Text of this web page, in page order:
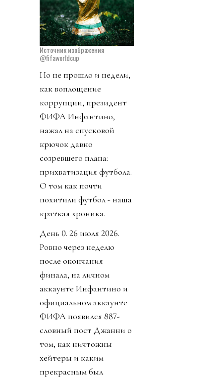
Источник изображения
@fifaworldcup
Но не прошло и недели,
как воплощение
коррупции, президент
ФИФА Инфантино,
нажал на спусковой
крючок давно
созревшего плана:
прихватизация футбола.
О том как почти
похитили футбол - наша
краткая хроника.
День 0. 26 июля 2026.
Ровно через неделю
после окончания
финала, на личном
аккаунте Инфантино и
официальном аккаунте
ФИФА появился 887-
словный пост Джанни о
том, как ничтожны
хейтеры и каким
прекрасным был